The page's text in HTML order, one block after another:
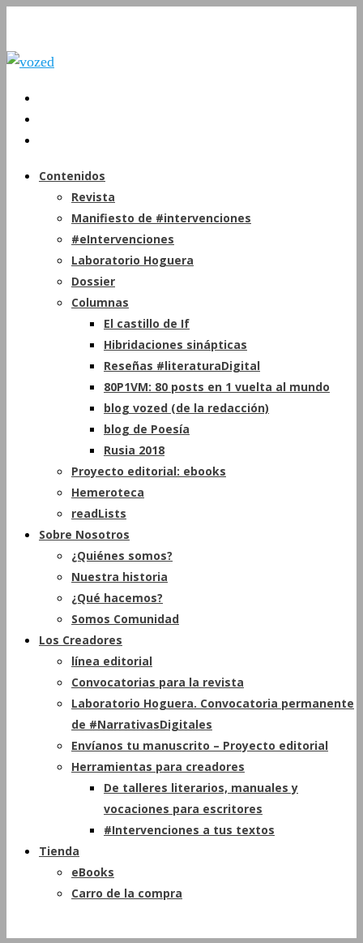
Contenidos
Revista
Manifiesto de #intervenciones
#eIntervenciones
Laboratorio Hoguera
Dossier
Columnas
El castillo de If
Hibridaciones sinápticas
Reseñas #literaturaDigital
80P1VM: 80 posts en 1 vuelta al mundo
blog vozed (de la redacción)
blog de Poesía
Rusia 2018
Proyecto editorial: ebooks
Hemeroteca
readLists
Sobre Nosotros
¿Quiénes somos?
Nuestra historia
¿Qué hacemos?
Somos Comunidad
Los Creadores
línea editorial
Convocatorias para la revista
Laboratorio Hoguera. Convocatoria permanente
de #NarrativasDigitales
Envíanos tu manuscrito – Proyecto editorial
Herramientas para creadores
De talleres literarios, manuales y
vocaciones para escritores
#Intervenciones a tus textos
Tienda
eBooks
Carro de la compra